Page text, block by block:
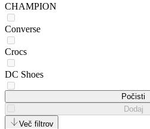
CHAMPION
Converse
Crocs
DC Shoes
Fila
Počisti
Dodaj
Več filtrov